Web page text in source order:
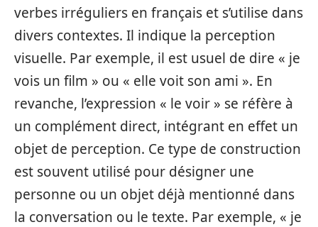
verbes irréguliers en français et s’utilise dans
divers contextes. Il indique la perception
visuelle. Par exemple, il est usuel de dire « je
vois un film » ou « elle voit son ami ». En
revanche, l’expression « le voir » se réfère à
un complément direct, intégrant en effet un
objet de perception. Ce type de construction
est souvent utilisé pour désigner une
personne ou un objet déjà mentionné dans
la conversation ou le texte. Par exemple, « je